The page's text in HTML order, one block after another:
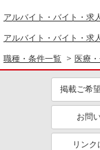
アルバイト・バイト・求
アルバイト・バイト・求
職種・条件一覧 医療
掲載ご希
お問
リンク